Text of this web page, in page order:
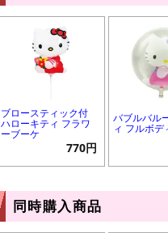
ブロースティック付
ハローキティ フラワ
ーブーケ
770円
バブルバル
ィ フルボデ
同時購入商品